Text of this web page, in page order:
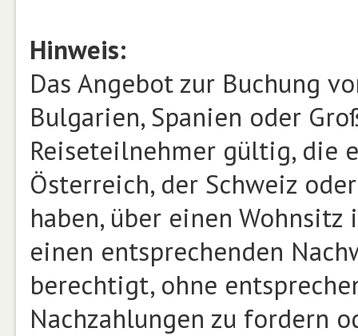
Hinweis:
Das Angebot zur Buchung
Bulgarien, Spanien oder
Reiseteilnehmer gültig, die
Österreich, der Schweiz
haben, über einen
einen entsprechenden
berechtigt, ohne
Nachzahlungen zu fordern